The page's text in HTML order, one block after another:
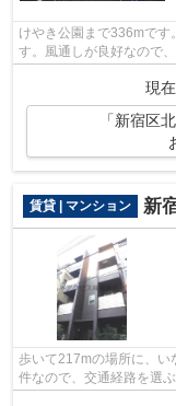
けやき公園まで336mで
す。風通しが良好なので
現
「新宿区
賃貸 | マンション 新
歩いて217mの場所に、い
件なので、交通経路を選